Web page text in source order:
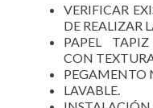
VERIFICAR
DE REALIZAR
PAPEL
CON
PEGAMENTO
LAVABLE.